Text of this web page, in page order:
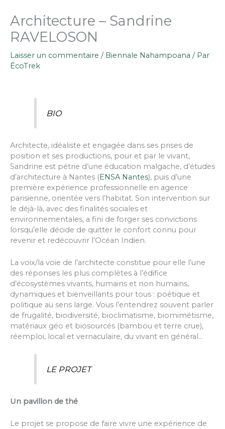
Architecture – Sandrine
RAVELOSON
Laisser un commentaire / Biennale Nahampoana / Par
ÉcoTrek
BIO
Architecte, idéaliste et engagée dans ses prises de
position et ses productions, pour et par le vivant,
Sandrine est pétrie d’une éducation malgache, d’études
d’architecture à Nantes (ENSA Nantes), puis d’une
première expérience professionnelle en agence
parisienne, orientée vers l’habitat. Son intervention sur
le déjà-là, avec des finalités sociales et
environnementales, a fini de forger ses convictions
lorsqu’elle décide de quitter le confort connu pour
revenir et redécouvrir l’Océan Indien.
La voix/la voie de l’architecte constitue pour elle l’une
des réponses les plus complètes à l’édifice
d’écosystèmes vivants, humains et non humains,
dynamiques et bienveillants pour tous : poétique et
politique au sens large. Vous l’entendrez souvent parler
de frugalité, biodiversité, bioclimatisme, biomimétisme,
matériaux géo et biosourcés (bambou et terre crue),
réemploi, local et vernaculaire, du vivant en général…
LE PROJET
Un pavillon de thé
Le projet se propose de faire vivre une expérience de